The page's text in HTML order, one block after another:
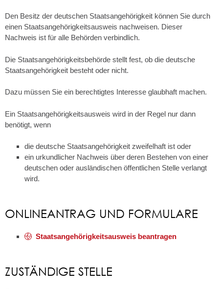
Den Besitz der deutschen Staatsangehörigkeit können Sie durch
einen Staatsangehörigkeitsausweis nachweisen. Dieser
Nachweis ist für alle Behörden verbindlich.
Die Staatsangehörigkeitsbehörde stellt fest, ob die deutsche
Staatsangehörigkeit besteht oder nicht.
Dazu müssen Sie ein berechtigtes Interesse glaubhaft machen.
Ein Staatsangehörigkeitsausweis wird in der Regel nur dann
benötigt, wenn
die deutsche Staatsangehörigkeit zweifelhaft ist oder
ein urkundlicher Nachweis über deren Bestehen von einer
deutschen oder ausländischen öffentlichen Stelle verlangt
wird.
ONLINEANTRAG UND FORMULARE
Staatsangehörigkeitsausweis beantragen
ZUSTÄNDIGE STELLE